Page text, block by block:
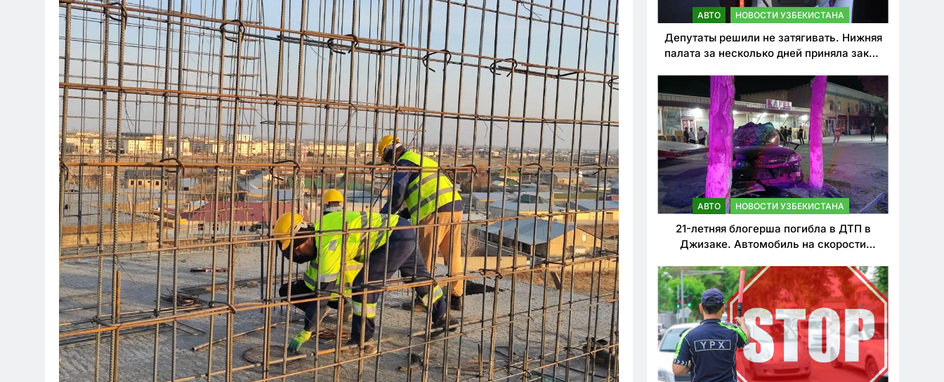
АВТО НОВОСТИ УЗБЕКИСТАНА
Депутаты решили не затягивать. Нижняя
палата за несколько дней приняла закон
нарушителей ПДД
АВТО НОВОСТИ УЗБЕКИСТАНА
21-летняя блогерша погибла в ДТП в
Джизаке. Автомобиль на скорости